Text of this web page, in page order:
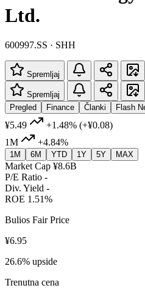
Ltd.
600997.SS · SHH
Spremljaj
Spremljaj
Pregled
Finance Članki Flash
¥5.49 +1.48% (+¥0.08)
1M
+4.84%
1M 6M YTD 1Y 5Y MAX
Market Cap ¥8.6B
P/E Ratio -
Div. Yield -
ROE 1.51%
Bulios Fair Price
¥6.95
26.6% upside
Trenutna cena